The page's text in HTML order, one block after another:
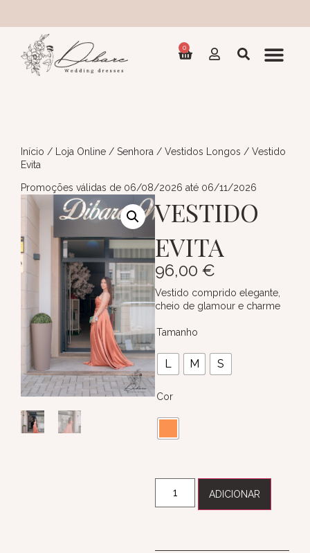
0
Início / Loja Online / Senhora / Vestidos Longos / Vestido
Evita
Promoções válidas de 06/08/2026 até 06/11/2026
VESTIDO
EVITA
96,00 €
Vestido comprido elegante,
cheio de glamour e charme
Tamanho
L M S
Cor
ADICIONAR